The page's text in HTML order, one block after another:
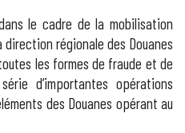
le cadre de la mobilisation
régionale des Douanes
les formes de fraude et de
d’importantes opérations
des Douanes opérant au